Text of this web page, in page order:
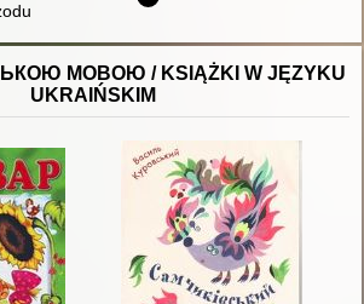
МОВОЮ / KSIĄŻKI W JĘZYKU
UKRAIŃSKIM